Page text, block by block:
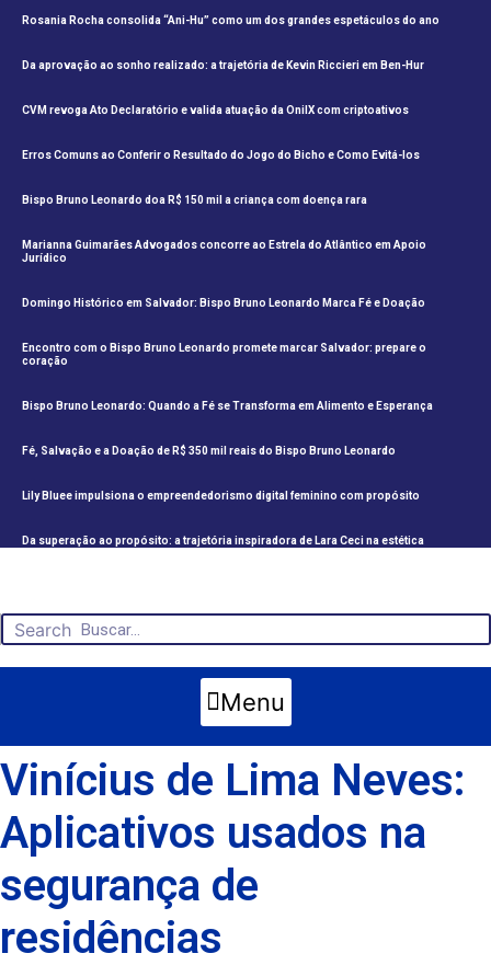
Rosania Rocha consolida “Ani-Hu” como um dos grandes espetáculos do ano
Da aprovação ao sonho realizado: a trajetória de Kevin Riccieri em Ben-Hur
CVM revoga Ato Declaratório e valida atuação da OnilX com criptoativos
Erros Comuns ao Conferir o Resultado do Jogo do Bicho e Como Evitá-los
Bispo Bruno Leonardo doa R$ 150 mil a criança com doença rara
Marianna Guimarães Advogados concorre ao Estrela do Atlântico em Apoio
Jurídico
Domingo Histórico em Salvador: Bispo Bruno Leonardo Marca Fé e Doação
Encontro com o Bispo Bruno Leonardo promete marcar Salvador: prepare o
coração
Bispo Bruno Leonardo: Quando a Fé se Transforma em Alimento e Esperança
Fé, Salvação e a Doação de R$ 350 mil reais do Bispo Bruno Leonardo
Lily Bluee impulsiona o empreendedorismo digital feminino com propósito
Da superação ao propósito: a trajetória inspiradora de Lara Ceci na estética
Search
Menu
Vinícius de Lima Neves:
Aplicativos usados na
segurança de
residências